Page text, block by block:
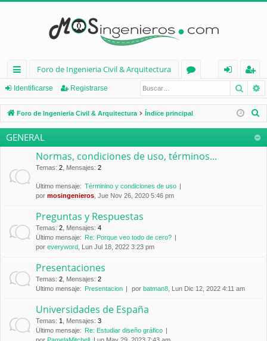
nl
ac
es
rá
d
Foro de Ingenieria Civil & Arquitectura
os
nt
ifi
eg
ist
ra
Identificarse Registrarse
Foro de Ingenieria Civil & Arquitectura Índice principal
GENERAL
Normas, condiciones de uso, términos...
Temas: 2 Mensajes: 2
Último mensaje: Términino y condiciones de uso
por mosingenieros , Jue Nov 26, 2020 5:46 pm
Preguntas y Respuestas
Temas: 2 Mensajes: 4
Último mensaje: Re: Porque veo todo de cero?
por everyword , Lun Jul 18, 2022 3:23 pm
Presentaciones
Temas: 2 Mensajes: 2
Último mensaje: Presentacion por batman8 , Lun Dic 12, 2022 4:11 am
Universidades de España
Temas: 1 Mensajes: 3
Último mensaje: Re: Estudiar diseño gráfico